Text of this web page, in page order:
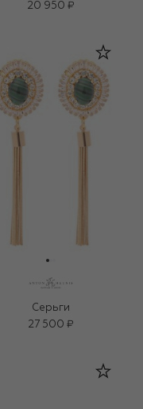
20 950 ₽
Серьги
27 500 ₽